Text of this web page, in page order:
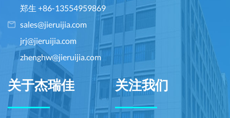
郑生 +86-13554959869
sales@jieruijia.com
jrj@jieruijia.com
zhenghw@jieruijia.com
关于杰瑞佳 关注我们